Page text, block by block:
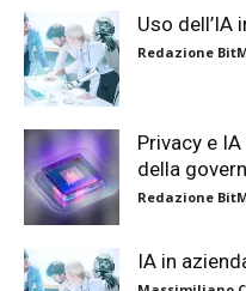
Uso dell’IA
Redazione
Privacy e
della
Redazione
IA in